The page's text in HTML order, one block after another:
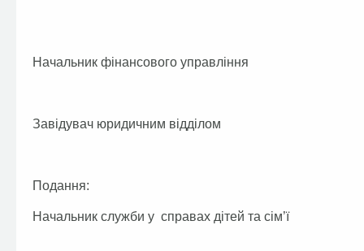
Начальник фінансового
Завідувач юридичним відділом
Подання:
Начальник служби у справах дітей та